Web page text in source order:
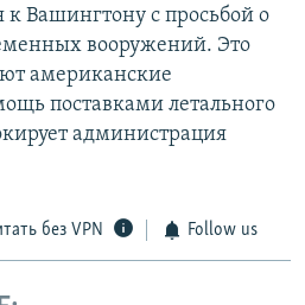
Вашингтону с просьбой о
вооружений. Это
американские
поставками летального
администрация
без VPN Follow us